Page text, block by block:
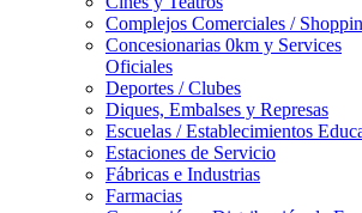
Complejos Comerciales /
Concesionarias 0km y Services
Oficiales
Deportes / Clubes
Diques, Embalses y Represas
Escuelas / Establecimientos
Estaciones de Servicio
Fábricas e Industrias
Farmacias